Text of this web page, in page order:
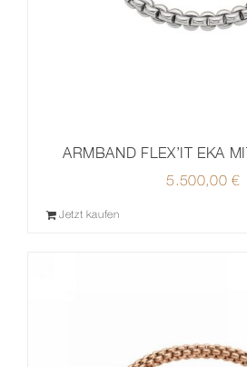
ARMBAND FLEX’IT EKA
5.500,00€
Jetzt kaufen